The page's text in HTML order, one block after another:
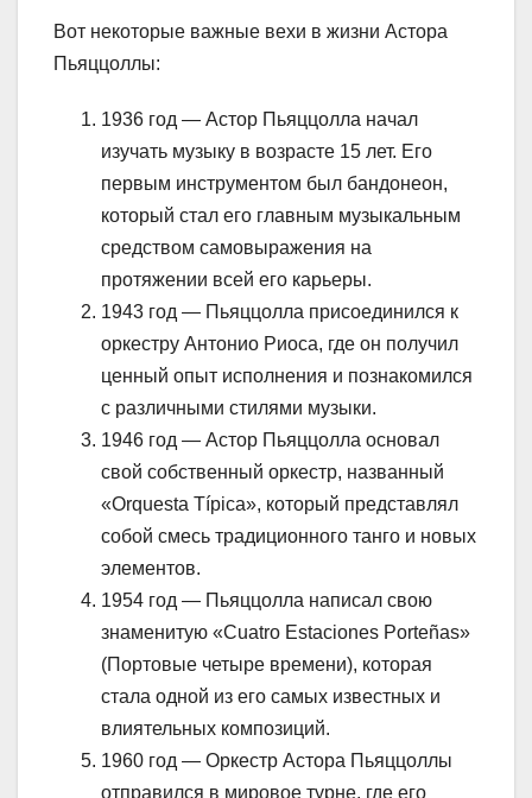
Вот некоторые важные вехи в жизни Астора
Пьяццоллы:
1936 год — Астор Пьяццолла начал
изучать музыку в возрасте 15 лет. Его
первым инструментом был бандонеон,
который стал его главным музыкальным
средством самовыражения на
протяжении всей его карьеры.
1943 год — Пьяццолла присоединился к
оркестру Антонио Риоса, где он получил
ценный опыт исполнения и познакомился
с различными стилями музыки.
1946 год — Астор Пьяццолла основал
свой собственный оркестр, названный
«Orquesta Típica», который представлял
собой смесь традиционного танго и новых
элементов.
1954 год — Пьяццолла написал свою
знаменитую «Cuatro Estaciones Porteñas»
(Портовые четыре времени), которая
стала одной из его самых известных и
влиятельных композиций.
1960 год — Оркестр Астора Пьяццоллы
отправился в мировое турне, где его